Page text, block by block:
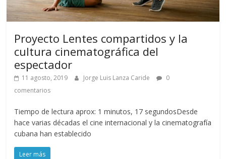
Proyecto Lentes compartidos y la
cultura cinematográfica del
espectador
11 agosto, 2019 Jorge Luis Lanza Caride
0
comentarios
Tiempo de lectura aprox: 1 minutos, 17 segundosDesde
hace varias décadas el cine internacional y la cinematografía
cubana han establecido
Leer más